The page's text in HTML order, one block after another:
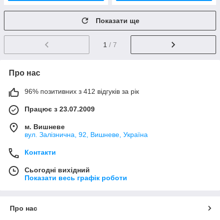
Показати ще
1 / 7
Про нас
96% позитивних з 412 відгуків за рік
Працює з 23.07.2009
м. Вишневе
вул. Залізнична, 92, Вишневе, Україна
Контакти
Сьогодні вихідний
Показати весь графік роботи
Про нас